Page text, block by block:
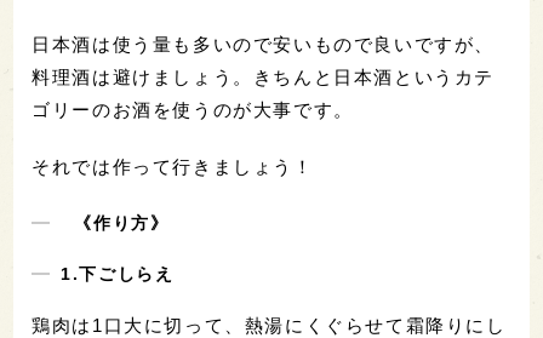
日本酒は使う量も多いので安いもので良いですが、
料理酒は避けましょう。きちんと日本酒というカテ
ゴリーのお酒を使うのが大事です。
それでは作って行きましょう！
《作り方》
1.下ごしらえ
鶏肉は1口大に切って、熱湯にくぐらせて霜降りにし